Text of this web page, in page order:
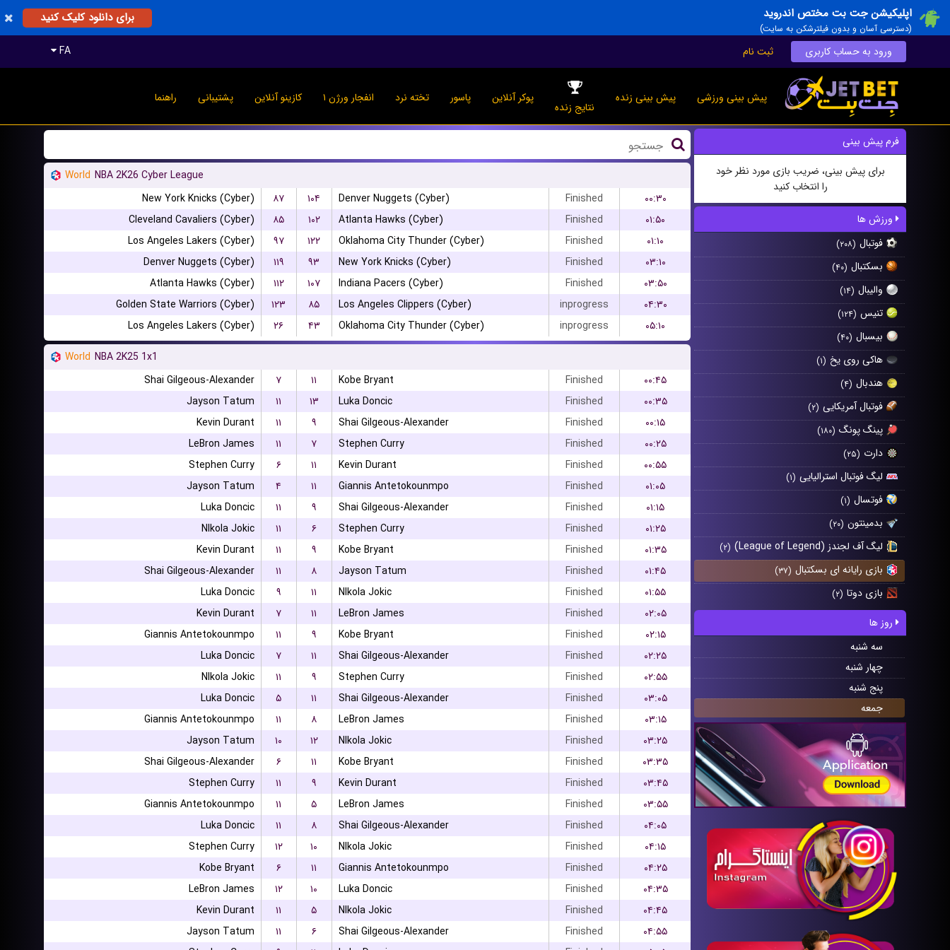
اپلیکیشن جت بت مختص اندروید
(دسترسی آسان و بدون فیلترشکن به سایت)
برای دانلود کلیک کنید
FA ورود به حساب کاربری ثبت نام
پیش بینی ورزشی پیش بینی زنده
نتایج زنده
پوکر آنلاین پاسور تخته نرد انفجار ورژن ۱ کازینو آنلاین پشتیبانی راهنما
فرم پیش بینی
برای پیش بینی، ضریب بازی مورد نظر خود
را انتخاب کنید
ورزش ها
فوتبال (۲۰۸)
بسکتبال (۴۰)
والیبال (۱۴)
تنیس (۱۲۴)
بیسبال (۴۰)
هاکی روی یخ (۱)
هندبال (۴)
فوتبال آمریکایی (۲)
پینگ پونگ (۱۸۰)
دارت (۲۵)
لیگ فوتبال استرالیایی (۱)
فوتسال (۱)
بدمینتون (۲۰)
لیگ آف لجندز (League of Legend) (۲)
بازی رایانه ای بسکتبال (۳۷)
بازی دوتا (۲)
روز ها
سه شنبه
چهار شنبه
پنج شنبه
جمعه
World NBA 2K26 Cyber League
New York Knicks (Cyber)
۸۷ ۱۰۴ Denver Nuggets (Cyber) Finished
۰۰:۳۰
Cleveland Cavaliers (Cyber)
۸۵ ۱۰۲ Atlanta Hawks (Cyber) Finished
۰۱:۵۰
Los Angeles Lakers (Cyber)
۹۷ ۱۲۲ Oklahoma City Thunder (Cyber) Finished
۰۱:۱۰
Denver Nuggets (Cyber)
۱۱۹ ۹۳ New York Knicks (Cyber) Finished
۰۳:۱۰
Atlanta Hawks (Cyber)
۱۱۲ ۱۰۷ Indiana Pacers (Cyber) Finished
۰۳:۵۰
Golden State Warriors (Cyber)
۱۲۳ ۸۵ Los Angeles Clippers (Cyber) inprogress
۰۴:۳۰
Los Angeles Lakers (Cyber)
۲۶ ۴۳ Oklahoma City Thunder (Cyber) inprogress
۰۵:۱۰
World NBA 2K25 1x1
Shai Gilgeous-Alexander
۷ ۱۱ Kobe Bryant Finished
۰۰:۴۵
Jayson Tatum
۱۱ ۱۳ Luka Doncic Finished
۰۰:۳۵
Kevin Durant
۱۱ ۹ Shai Gilgeous-Alexander Finished
۰۰:۱۵
LeBron James
۱۱ ۷ Stephen Curry Finished
۰۰:۲۵
Stephen Curry
۶ ۱۱ Kevin Durant Finished
۰۰:۵۵
Jayson Tatum
۴ ۱۱ Giannis Antetokounmpo Finished
۰۱:۰۵
Luka Doncic
۱۱ ۹ Shai Gilgeous-Alexander Finished
۰۱:۱۵
NIkola Jokic
۱۱ ۶ Stephen Curry Finished
۰۱:۲۵
Kevin Durant
۱۱ ۹ Kobe Bryant Finished
۰۱:۳۵
Shai Gilgeous-Alexander
۱۱ ۸ Jayson Tatum Finished
۰۱:۴۵
Luka Doncic
۹ ۱۱ NIkola Jokic Finished
۰۱:۵۵
Kevin Durant
۷ ۱۱ LeBron James Finished
۰۲:۰۵
Giannis Antetokounmpo
۱۱ ۹ Kobe Bryant Finished
۰۲:۱۵
Luka Doncic
۷ ۱۱ Shai Gilgeous-Alexander Finished
۰۲:۲۵
NIkola Jokic
۱۱ ۹ Stephen Curry Finished
۰۲:۵۵
Luka Doncic
۵ ۱۱ Shai Gilgeous-Alexander Finished
۰۳:۰۵
Giannis Antetokounmpo
۱۱ ۸ LeBron James Finished
۰۳:۱۵
Jayson Tatum
۱۰ ۱۲ NIkola Jokic Finished
۰۳:۲۵
Shai Gilgeous-Alexander
۶ ۱۱ Kobe Bryant Finished
۰۳:۳۵
Stephen Curry
۱۱ ۹ Kevin Durant Finished
۰۳:۴۵
Giannis Antetokounmpo
۱۱ ۵ LeBron James Finished
۰۳:۵۵
Luka Doncic
۱۱ ۸ Shai Gilgeous-Alexander Finished
۰۴:۰۵
Stephen Curry
۱۲ ۱۰ NIkola Jokic Finished
۰۴:۱۵
Kobe Bryant
۶ ۱۱ Giannis Antetokounmpo Finished
۰۴:۲۵
LeBron James
۱۲ ۱۰ Luka Doncic Finished
۰۴:۳۵
Kevin Durant
۱۱ ۵ NIkola Jokic Finished
۰۴:۴۵
Jayson Tatum
۱۱ ۶ Shai Gilgeous-Alexander Finished
۰۴:۵۵